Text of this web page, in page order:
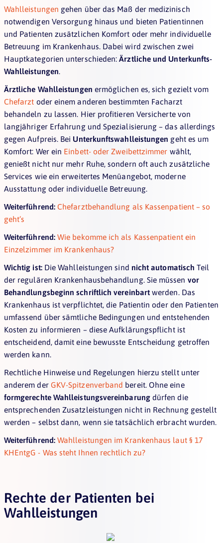
Wahlleistungen gehen über das Maß der medizinisch
notwendigen Versorgung hinaus und bieten Patientinnen
und Patienten zusätzlichen Komfort oder mehr individuelle
Betreuung im Krankenhaus. Dabei wird zwischen zwei
Hauptkategorien unterschieden:Ärztliche und Unterkunfts-
Wahlleistungen
Ärztliche Wahlleistungen ermöglichen es, sich gezielt vom
Chefarzt oder einem anderen bestimmten Facharzt
behandeln zu lassen. Hier profitieren Versicherte von
langjähriger Erfahrung und Spezialisierung – das allerdings
gegen Aufpreis. Bei Unterkunftswahlleistungen geht es um
Komfort: Wer ein Einbett- oder Zweibettzimmer wählt,
genießt nicht nur mehr Ruhe, sondern oft auch zusätzliche
Services wie ein erweitertes Menüangebot, moderne
Ausstattung oder individuelle Betreuung.
Weiterführend: Chefarztbehandlung als Kassenpatient – so
geht’s
Weiterführend: Wie bekomme ich als Kassenpatient ein
Einzelzimmer im Krankenhaus?
Wichtig ist:Die Wahlleistungen sind nicht automatisch Teil
der regulären Krankenhausbehandlung. Sie müssen vor
Behandlungsbeginn schriftlich vereinbart werden. Das
Krankenhaus ist verpflichtet, die Patientin oder den Patienten
umfassend über sämtliche Bedingungen und entstehenden
Kosten zu informieren – diese Aufklärungspflicht ist
entscheidend, damit eine bewusste Entscheidung getroffen
werden kann.
Rechtliche Hinweise und Regelungen hierzu stellt unter
anderem der GKV-Spitzenverband bereit. Ohne eine
formgerechte Wahlleistungsvereinbarungdürfen die
entsprechenden Zusatzleistungen nicht in Rechnung gestellt
werden – selbst dann, wenn sie tatsächlich erbracht wurden.
Weiterführend:Wahlleistungen im Krankenhaus laut § 17
KHEntgG - Was steht Ihnen rechtlich zu?
Rechte der Patienten bei
Wahlleistungen